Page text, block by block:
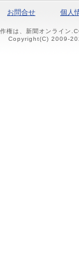
お問合せ 個人
権は、新聞オンライン
Copyright(C) 2009-